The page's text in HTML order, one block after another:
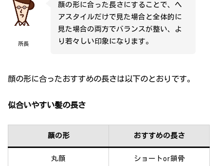
所長
顔の形に合った長さにすることで、ヘ
アスタイルだけで見た場合と全体的に
見た場合の両方でバランスが整い、よ
り若々しい印象になります。
顔の形に合ったおすすめの長さは以下のとおりです。
似合いやすい髪の長さ
顔の形 おすすめの長さ
丸顔 ショートor鎖骨